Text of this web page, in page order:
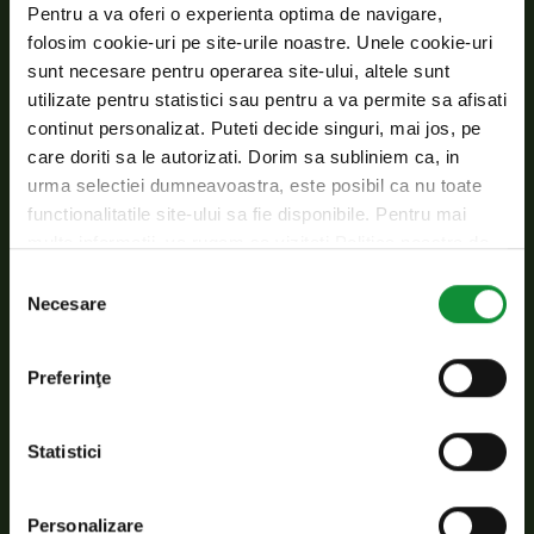
Pentru a va oferi o experienta optima de navigare,
folosim cookie-uri pe site-urile noastre. Unele cookie-uri
sunt necesare pentru operarea site-ului, altele sunt
utilizate pentru statistici sau pentru a va permite sa afisati
continut personalizat. Puteti decide singuri, mai jos, pe
care doriti sa le autorizati. Dorim sa subliniem ca, in
urma selectiei dumneavoastra, este posibil ca nu toate
functionalitatile site-ului sa fie disponibile. Pentru mai
consimțământului
Necesare
Preferinţe
Statistici
Personalizare
pentru cel puțin o oră, după aceea se
prăjește în tigaie la foc mic.
Tăiem pâinea cubulețe pentru crutoane.
Între timp, într-o tigaie se pun la încins feliile
de bacon și se lasă la foc mic până devin
crocante.
Se transferă feliile de bacon pe un prosop de
hârtie și în grăsimea rămasă se perpelesc
respectat întocmai, astfel aroma baconului
Puiul prăjit și lăsat să se răcească se taie
pune deoparte într-un bol cuprinzător.